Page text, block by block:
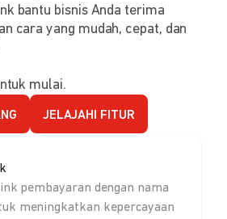
bantu bisnis Anda terima
cara yang mudah, cepat, dan
mulai.
JELAJAHI FITUR
pembayaran dengan nama
meningkatkan kepercayaan